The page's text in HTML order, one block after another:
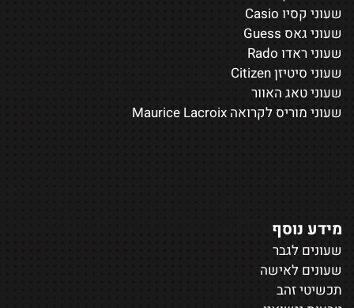
שעוני קסיו Casio
שעוני גאס Guess
שעוני ראדו Rado
שעוני סיטיזן Citizen
שעוני טאג האוור
שעוני מוריס לקרואה Maurice Lacroix
מידע נוסף
שעונים לגבר
שעונים לאישה
תכשיטי זהב